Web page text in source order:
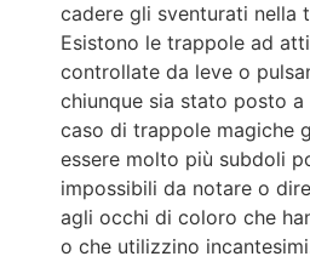
cadere gli sventurati nella
Esistono le trappole ad
controllate da leve o
chiunque sia stato posto
caso di trappole magiche
essere molto più subdoli
impossibili da notare o
agli occhi di coloro che
o che utilizzino